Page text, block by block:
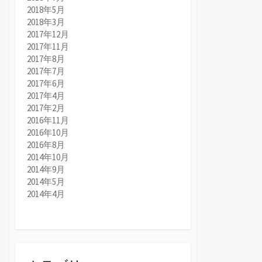
2018年5月
2018年3月
2017年12月
2017年11月
2017年8月
2017年7月
2017年6月
2017年4月
2017年2月
2016年11月
2016年10月
2016年8月
2014年10月
2014年9月
2014年5月
2014年4月